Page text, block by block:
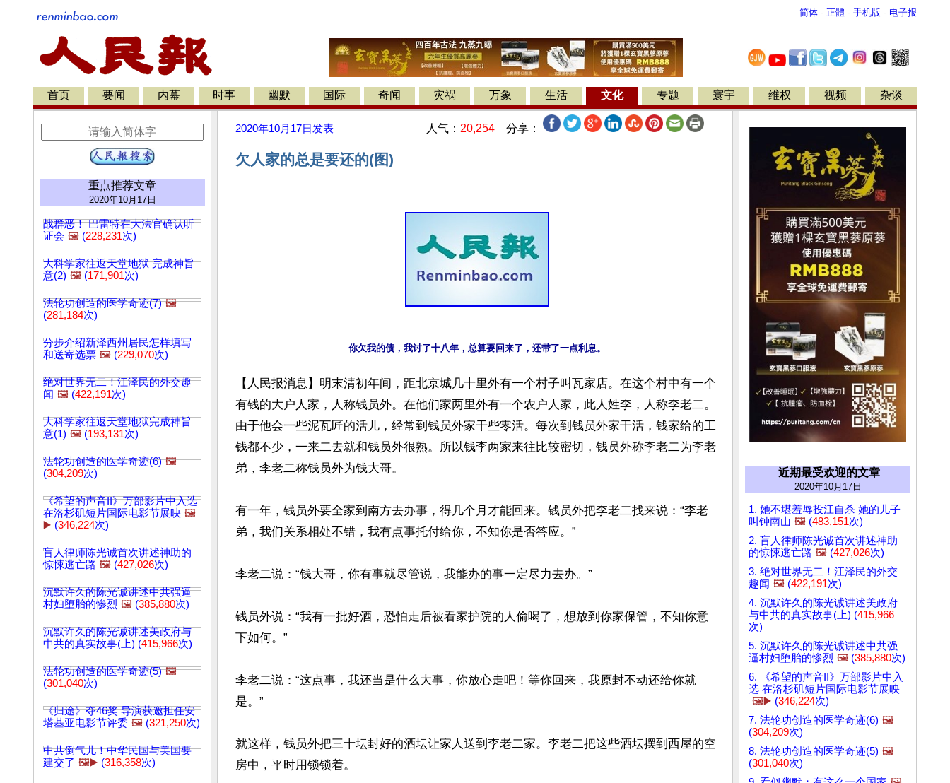
简体 - 正體 - 手机版 - 电子报
首页 要闻 内幕 时事 幽默 国际 奇闻 灾祸 万象 生活 文化 专题 寰宇 维权 视频 杂谈
重点推荐文章
2020年10月17日
战群恶！ 巴雷特在大法官确认听
证会 🖼️ (228,231次)
大科学家往返天堂地狱 完成神旨
意(2) 🖼️ (171,901次)
法轮功创造的医学奇迹(7) 🖼️
(281,184次)
分步介绍新泽西州居民怎样填写
和送寄选票 🖼️ (229,070次)
绝对世界无二！江泽民的外交趣
闻 🖼️ (422,191次)
大科学家往返天堂地狱完成神旨
意(1) 🖼️ (193,131次)
法轮功创造的医学奇迹(6) 🖼️
(304,209次)
《希望的声音II》万部影片中入选
在洛杉矶短片国际电影节展映 🖼️
▶️ (346,224次)
盲人律师陈光诚首次讲述神助的
惊悚逃亡路 🖼️ (427,026次)
沉默许久的陈光诚讲述中共强逼
村妇堕胎的惨烈 🖼️ (385,880次)
沉默许久的陈光诚讲述美政府与
中共的真实故事(上) (415,966次)
法轮功创造的医学奇迹(5) 🖼️
(301,040次)
《归途》夺46奖 导演获邀担任安
塔基亚电影节评委 🖼️ (321,250次)
中共倒气儿！中华民国与美国要
建交了 🖼️▶️ (316,358次)
2020年10月17日 发表 人气： 20,254 分享：
欠人家的总是要还的(图)
【人民报消息】明末清初年间，距北京城几十里外有一个村子叫瓦家店。在这个村中有一个
有钱的大户人家，人称钱员外。在他们家两里外有一个农户人家，此人姓李，人称李老二。
由于他会一些泥瓦匠的活儿，经常到钱员外家干些零活。每次到钱员外家干活，钱家给的工
钱都不少，一来二去就和钱员外很熟。所以钱李两家来往比较密切，钱员外称李老二为李老
弟，李老二称钱员外为钱大哥。
有一年，钱员外要全家到南方去办事，得几个月才能回来。钱员外把李老二找来说：“李老
弟，我们关系相处不错，我有点事托付给你，不知你是否答应。”
李老二说：“钱大哥，你有事就尽管说，我能办的事一定尽力去办。”
钱员外说：“我有一批好酒，恐怕走后被看家护院的人偷喝了，想放到你家保管，不知你意
下如何。”
李老二说：“这点事，我还当是什么大事，你放心走吧！等你回来，我原封不动还给你就
是。”
就这样，钱员外把三十坛封好的酒坛让家人送到李老二家。李老二把这些酒坛摆到西屋的空
房中，平时用锁锁着。
近期最受欢迎的文章
2020年10月17日
1. 她不堪羞辱投江自杀 她的儿子
叫钟南山 🖼️ (483,151次)
2. 盲人律师陈光诚首次讲述神助
的惊悚逃亡路 🖼️ (427,026次)
3. 绝对世界无二！江泽民的外交
趣闻 🖼️ (422,191次)
4. 沉默许久的陈光诚讲述美政府
与中共的真实故事(上) (415,966
次)
5. 沉默许久的陈光诚讲述中共强
逼村妇堕胎的惨烈 🖼️ (385,880次)
6. 《希望的声音II》万部影片中入
选 在洛杉矶短片国际电影节展映
🖼️▶️ (346,224次)
7. 法轮功创造的医学奇迹(6) 🖼️
(304,209次)
8. 法轮功创造的医学奇迹(5) 🖼️
(301,040次)